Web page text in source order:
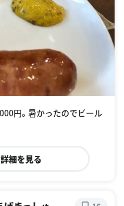
円。暑かったのでビール
細を見る